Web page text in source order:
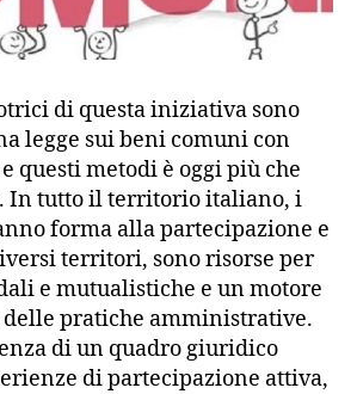
di questa iniziativa sono
legge sui beni comuni con
questi metodi è oggi più che
In tutto il territorio italiano, i
forma alla partecipazione e
territori, sono risorse per
e mutualistiche e un motore
pratiche amministrative.
di un quadro giuridico
di partecipazione attiva,